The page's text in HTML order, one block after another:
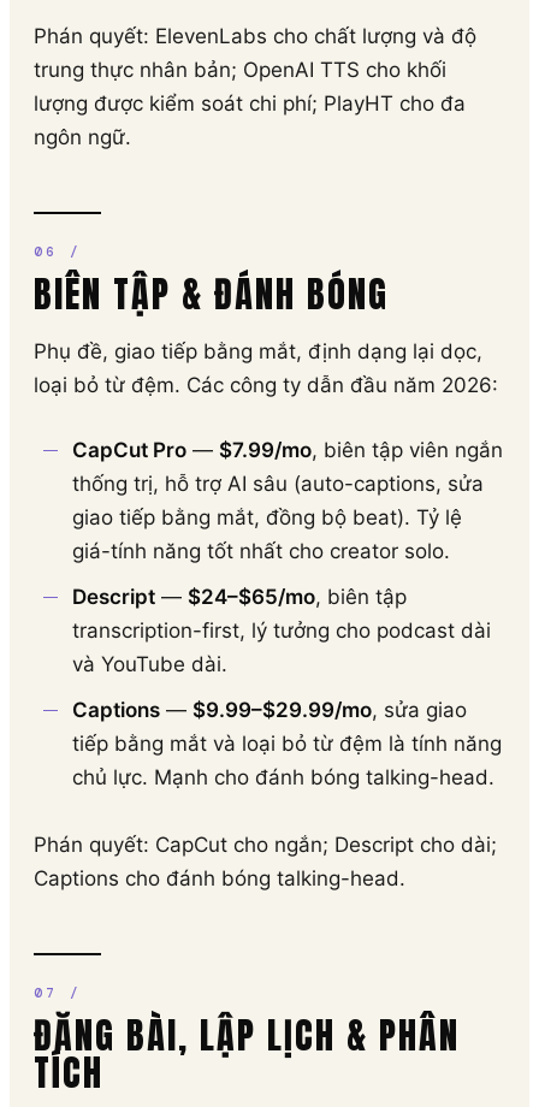
Phán quyết: ElevenLabs cho chất lượng và độ
trung thực nhân bản; OpenAI TTS cho khối
lượng được kiểm soát chi phí; PlayHT cho đa
ngôn ngữ.
BIÊN TẬP & ĐÁNH BÓNG
Phụ đề, giao tiếp bằng mắt, định dạng lại dọc,
loại bỏ từ đệm. Các công ty dẫn đầu năm 2026:
CapCut Pro — $7.99/mo, biên tập viên ngắn
thống trị, hỗ trợ AI sâu (auto-captions, sửa
giao tiếp bằng mắt, đồng bộ beat). Tỷ lệ
giá-tính năng tốt nhất cho creator solo.
Descript — $24–$65/mo, biên tập
transcription-first, lý tưởng cho podcast dài
và YouTube dài.
Captions — $9.99–$29.99/mo, sửa giao
tiếp bằng mắt và loại bỏ từ đệm là tính năng
chủ lực. Mạnh cho đánh bóng talking-head.
Phán quyết: CapCut cho ngắn; Descript cho dài;
Captions cho đánh bóng talking-head.
ĐĂNG BÀI, LẬP LỊCH & PHÂN
TÍCH